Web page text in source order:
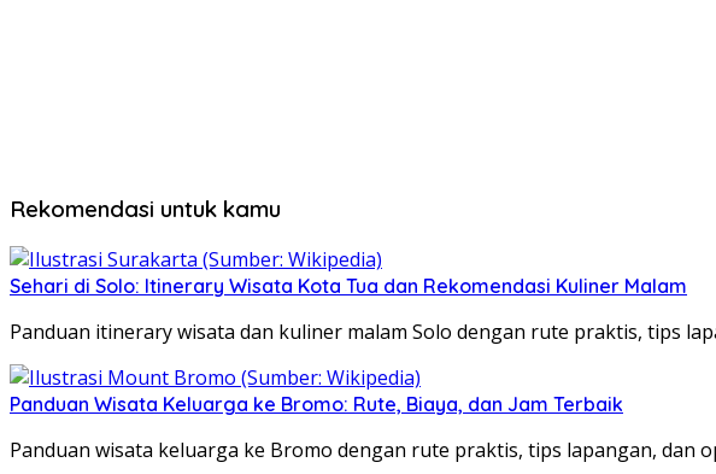
Rekomendasi untuk kamu
Sehari di Solo: Itinerary Wisata Kota Tua dan Rekomendasi Kuliner Malam
Panduan itinerary wisata dan kuliner malam Solo dengan rute praktis, tips
Panduan Wisata Keluarga ke Bromo: Rute, Biaya, dan Jam Terbaik
Panduan wisata keluarga ke Bromo dengan rute praktis, tips lapangan, dan